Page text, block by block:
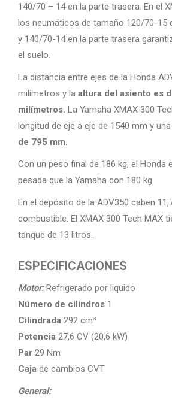
140/70 – 14 en la parte trasera. En el
los neumáticos de tamaño 120/70-15
y 140/70-14 en la parte trasera
el suelo.
La distancia entre ejes de la Honda
milímetros y la altura del asiento es
milímetros. La Yamaha XMAX 300
longitud de eje a eje de 1540 mm y una
de 795 mm.
Con un peso final de 186 kg, el Honda
pesada que la Yamaha con 180 kg.
En el depósito de la ADV350 caben
combustible. El XMAX 300 Tech MAX
tanque de 13 litros.
ESPECIFICACIONES
Motor:Refrigerado por liquido
Número de cilindros 1
Cilindrada 292 cm³
Potencia 27,6 CV (20,6 kW)
Par 29 Nm
Caja de cambios CVT
General: